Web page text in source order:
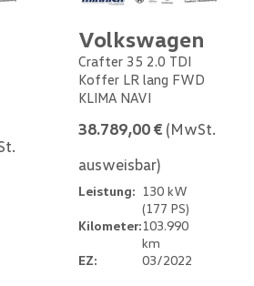
Volkswagen
Crafter 35 2.0 TDI
Koffer LR lang FWD
KLIMA NAVI
38.789,00 € (MwSt.
ausweisbar)
Leistung: 130 kW
(177 PS)
Kilometer:103.990
km
EZ:
03/2022